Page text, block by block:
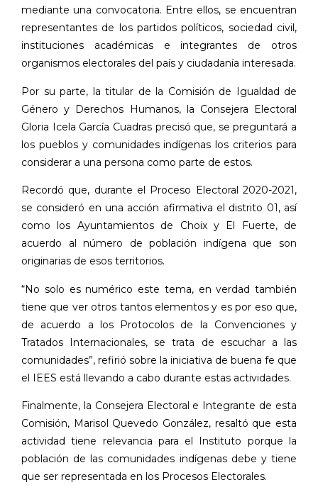
mediante una convocatoria. Entre ellos, se encuentran
representantes de los partidos políticos, sociedad civil,
instituciones académicas e integrantes de otros
organismos electorales del país y ciudadanía interesada.
Por su parte, la titular de la Comisión de Igualdad de
Género y Derechos Humanos, la Consejera Electoral
Gloria Icela García Cuadras precisó que, se preguntará a
los pueblos y comunidades indígenas los criterios para
considerar a una persona como parte de estos.
Recordó que, durante el Proceso Electoral 2020-2021,
se consideró en una acción afirmativa el distrito 01, así
como los Ayuntamientos de Choix y El Fuerte, de
acuerdo al número de población indígena que son
originarias de esos territorios.
“No solo es numérico este tema, en verdad también
tiene que ver otros tantos elementos y es por eso que,
de acuerdo a los Protocolos de la Convenciones y
Tratados Internacionales, se trata de escuchar a las
comunidades”, refirió sobre la iniciativa de buena fe que
el IEES está llevando a cabo durante estas actividades.
Finalmente, la Consejera Electoral e Integrante de esta
Comisión, Marisol Quevedo González, resaltó que esta
actividad tiene relevancia para el Instituto porque la
población de las comunidades indígenas debe y tiene
que ser representada en los Procesos Electorales.